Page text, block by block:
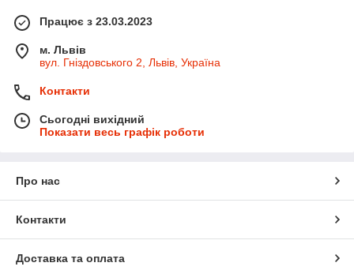
Працює з 23.03.2023
м. Львів
вул. Гніздовського 2, Львів, Україна
Контакти
Сьогодні вихідний
Показати весь графік роботи
Про нас
Контакти
Доставка та оплата